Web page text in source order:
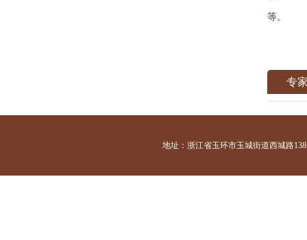
等。
专
地址：浙江省玉环市玉城街道西城路